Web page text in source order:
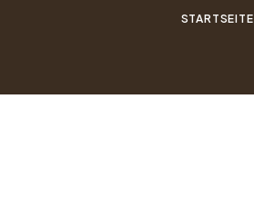
STARTSEITE